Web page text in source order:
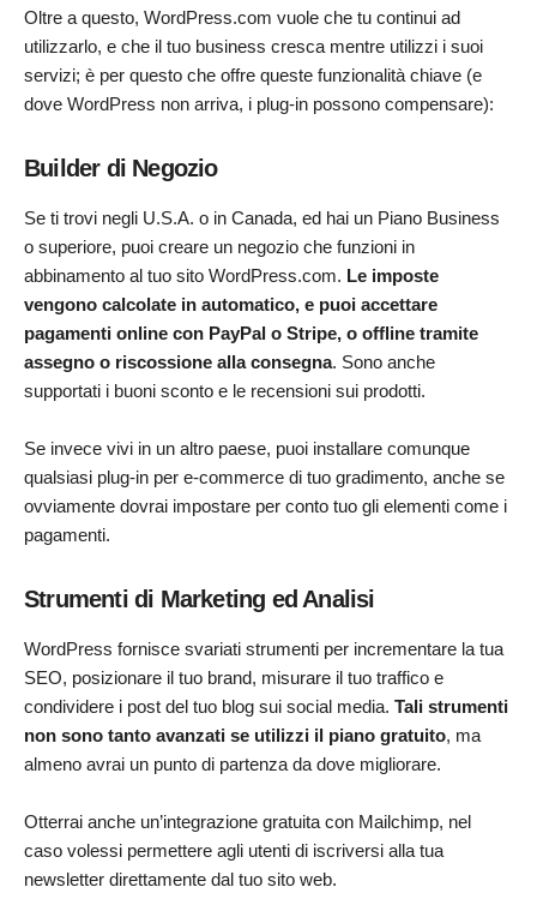
Oltre a questo, WordPress.com vuole che tu continui ad
utilizzarlo, e che il tuo business cresca mentre utilizzi i suoi
servizi; è per questo che offre queste funzionalità chiave (e
dove WordPress non arriva, i plug-in possono compensare):
Builder di Negozio
Se ti trovi negli U.S.A. o in Canada, ed hai un Piano Business
o superiore, puoi creare un negozio che funzioni in
abbinamento al tuo sito WordPress.com. Le imposte
vengono calcolate in automatico, e puoi accettare
pagamenti online con PayPal o Stripe, o offline tramite
assegno o riscossione alla consegna. Sono anche
supportati i buoni sconto e le recensioni sui prodotti.
Se invece vivi in un altro paese, puoi installare comunque
qualsiasi plug-in per e-commerce di tuo gradimento, anche se
ovviamente dovrai impostare per conto tuo gli elementi come i
pagamenti.
Strumenti di Marketing ed Analisi
WordPress fornisce svariati strumenti per incrementare la tua
SEO, posizionare il tuo brand, misurare il tuo traffico e
condividere i post del tuo blog sui social media. Tali strumenti
non sono tanto avanzati se utilizzi il piano gratuito, ma
almeno avrai un punto di partenza da dove migliorare.
Otterrai anche un’integrazione gratuita con Mailchimp, nel
caso volessi permettere agli utenti di iscriversi alla tua
newsletter direttamente dal tuo sito web.